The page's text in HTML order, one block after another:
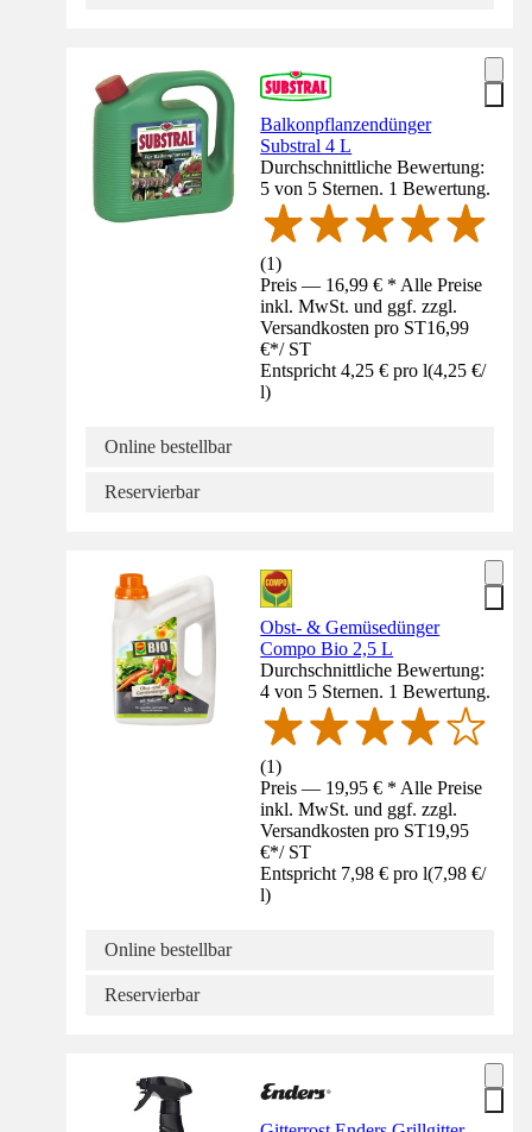
Balkonpflanzendünger
Substral 4 L
Durchschnittliche Bewertung:
5 von 5 Sternen. 1 Bewertung.
(1)
Preis — 16,99 € * Alle Preise
inkl. MwSt. und ggf. zzgl.
Versandkosten pro ST16,99
€*/ ST
Entspricht 4,25 € pro l(4,25 €/
l)
Online bestellbar
Reservierbar
Obst- & Gemüsedünger
Compo Bio 2,5 L
Durchschnittliche Bewertung:
4 von 5 Sternen. 1 Bewertung.
(1)
Preis — 19,95 € * Alle Preise
inkl. MwSt. und ggf. zzgl.
Versandkosten pro ST19,95
€*/ ST
Entspricht 7,98 € pro l(7,98 €/
l)
Online bestellbar
Reservierbar